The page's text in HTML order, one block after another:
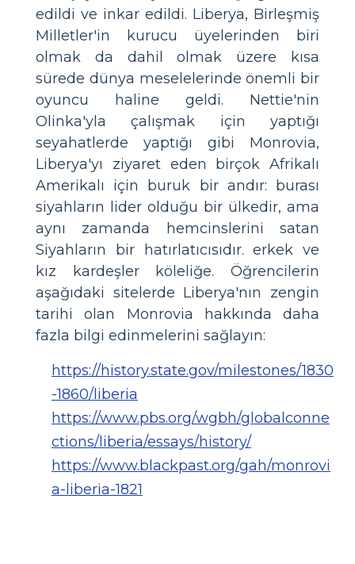
edildi ve inkar edildi. Liberya, Birleşmiş
Milletler'in kurucu üyelerinden biri
olmak da dahil olmak üzere kısa
sürede dünya meselelerinde önemli bir
oyuncu haline geldi. Nettie'nin
Olinka'yla çalışmak için yaptığı
seyahatlerde yaptığı gibi Monrovia,
Liberya'yı ziyaret eden birçok Afrikalı
Amerikalı için buruk bir andır: burası
siyahların lider olduğu bir ülkedir, ama
aynı zamanda hemcinslerini satan
Siyahların bir hatırlatıcısıdır. erkek ve
kız kardeşler köleliğe. Öğrencilerin
aşağıdaki sitelerde Liberya'nın zengin
tarihi olan Monrovia hakkında daha
fazla bilgi edinmelerini sağlayın:
https://history.state.gov/milestones/1830
-1860/liberia
https://www.pbs.org/wgbh/globalconne
ctions/liberia/essays/history/
https://www.blackpast.org/gah/monrovi
a-liberia-1821